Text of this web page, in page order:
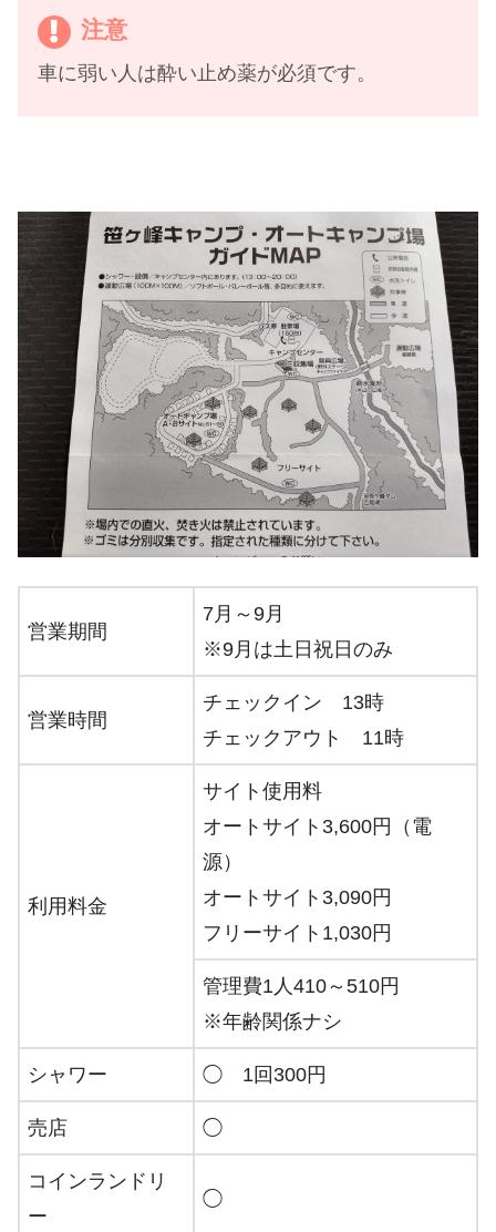
注意
車に弱い人は酔い止め薬が必須です。
営業期間
7月～9月
※9月は土日祝日のみ
営業時間
チェックイン 13時
チェックアウト 11時
利用料金
サイト使用料
オートサイト3,600円（電
源）
オートサイト3,090円
フリーサイト1,030円
管理費1人410～510円
※年齢関係ナシ
シャワー ◯ 1回300円
売店 ◯
コインランドリ
ー
◯